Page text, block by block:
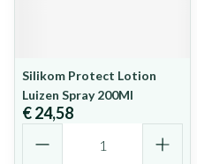
Silikom Protect Lotion
Luizen Spray 200Ml
€ 24,58